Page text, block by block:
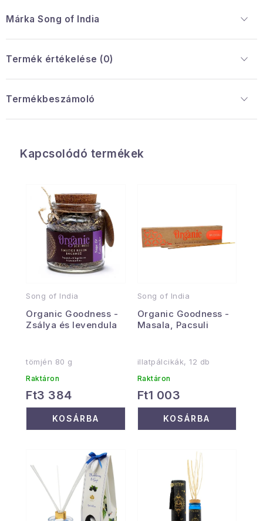
Márka Song of India
Termék értékelése (0)
Termékbeszámoló
Kapcsolódó termékek
Song of India
Organic Goodness -
Zsálya és levendula
tömjén 80 g
Raktáron
Ft3 384
KOSÁRBA
Song of India
Organic Goodness -
Masala, Pacsuli
illatpálcikák, 12 db
Raktáron
Ft1 003
KOSÁRBA